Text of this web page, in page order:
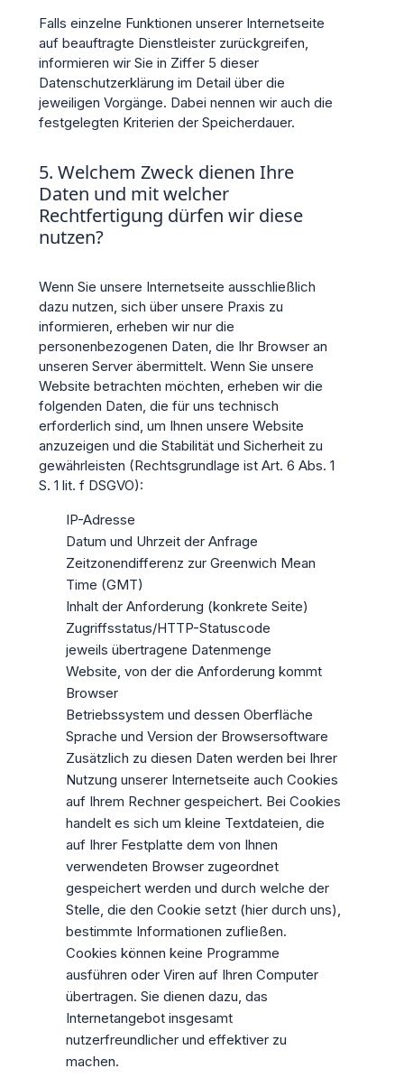
Falls einzelne Funktionen unserer Internetseite
auf beauftragte Dienstleister zurückgreifen,
informieren wir Sie in Ziffer 5 dieser
Datenschutzerklärung im Detail über die
jeweiligen Vorgänge. Dabei nennen wir auch die
festgelegten Kriterien der Speicherdauer.
5. Welchem Zweck dienen Ihre
Daten und mit welcher
Rechtfertigung dürfen wir diese
nutzen?
Wenn Sie unsere Internetseite ausschließlich
dazu nutzen, sich über unsere Praxis zu
informieren, erheben wir nur die
personenbezogenen Daten, die Ihr Browser an
unseren Server äbermittelt. Wenn Sie unsere
Website betrachten möchten, erheben wir die
folgenden Daten, die für uns technisch
erforderlich sind, um Ihnen unsere Website
anzuzeigen und die Stabilität und Sicherheit zu
gewährleisten (Rechtsgrundlage ist Art. 6 Abs. 1
S. 1 lit. f DSGVO):
IP-Adresse
Datum und Uhrzeit der Anfrage
Zeitzonendifferenz zur Greenwich Mean
Time (GMT)
Inhalt der Anforderung (konkrete Seite)
Zugriffsstatus/HTTP-Statuscode
jeweils übertragene Datenmenge
Website, von der die Anforderung kommt
Browser
Betriebssystem und dessen Oberfläche
Sprache und Version der Browsersoftware
Zusätzlich zu diesen Daten werden bei Ihrer
Nutzung unserer Internetseite auch Cookies
auf Ihrem Rechner gespeichert. Bei Cookies
handelt es sich um kleine Textdateien, die
auf Ihrer Festplatte dem von Ihnen
verwendeten Browser zugeordnet
gespeichert werden und durch welche der
Stelle, die den Cookie setzt (hier durch uns),
bestimmte Informationen zufließen.
Cookies können keine Programme
ausführen oder Viren auf Ihren Computer
übertragen. Sie dienen dazu, das
Internetangebot insgesamt
nutzerfreundlicher und effektiver zu
machen.